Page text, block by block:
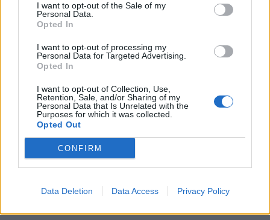
I want to opt-out of the Sale of my
Personal Data.
Opted In
I want to opt-out of processing my
Personal Data for Targeted Advertising.
Opted In
I want to opt-out of Collection, Use,
Retention, Sale, and/or Sharing of my
Personal Data that Is Unrelated with the
Purposes for which it was collected.
Opted Out
CONFIRM
Data Deletion Data Access Privacy Policy
4
UUTISET
Kela voi leikata tukia
ulkomaanmatkan vuoksi